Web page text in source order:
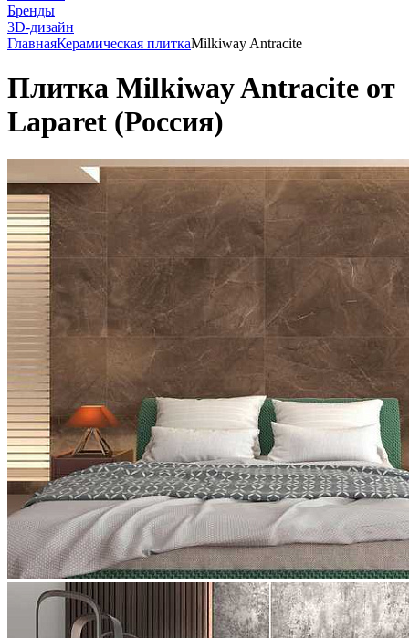
Бренды
3D-дизайн
ГлавнаяКерамическая плиткаMilkiway Antracite
Плитка Milkiway Antracite от
Laparet (Россия)